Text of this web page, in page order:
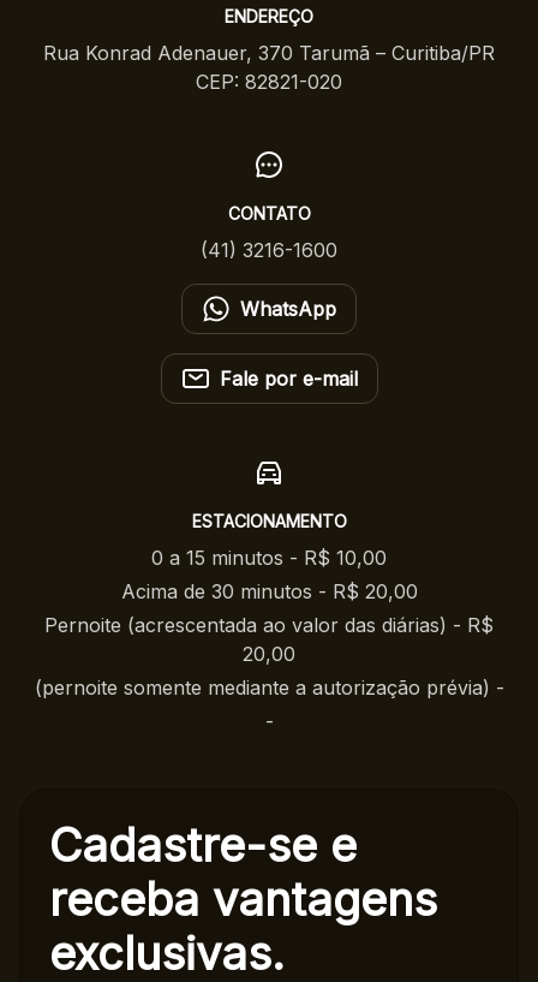
ENDEREÇO
Rua Konrad Adenauer, 370 Tarumã – Curitiba/PR
CEP: 82821-020
CONTATO
(41) 3216-1600
WhatsApp
Fale por e-mail
ESTACIONAMENTO
0 a 15 minutos - R$ 10,00
Acima de 30 minutos - R$ 20,00
Pernoite (acrescentada ao valor das diárias) - R$
20,00
(pernoite somente mediante a autorização prévia) -
-
Cadastre-se e
receba vantagens
exclusivas.